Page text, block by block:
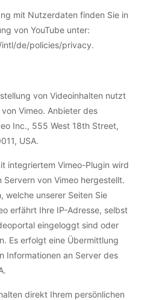
mit Nutzerdaten finden Sie in
von YouTube unter:
de/policies/privacy.
von Videoinhalten nutzt
Vimeo. Anbieter des
Inc., 555 West 18th Street,
USA.
integriertem Vimeo-Plugin wird
von Vimeo hergestellt.
welche unserer Seiten Sie
erfährt Ihre IP-Adresse, selbst
eingeloggt sind oder
Es erfolgt eine Übermittlung
Informationen an Server des
direkt Ihrem persönlichen